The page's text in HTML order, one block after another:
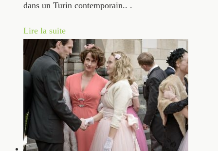
dans un Turin contemporain.. .
Lire la suite